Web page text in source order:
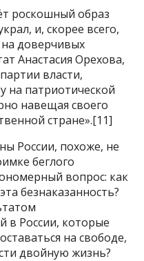
роскошный образ
и, скорее всего,
доверчивых
Анастасия Орехова,
власти,
на патриотической
навещая своего
стране».[11]
России, похоже, не
беглого
вопрос: как
безнаказанность?
в России, которые
на свободе,
двойную жизнь?